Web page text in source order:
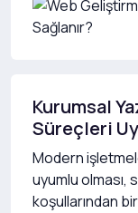
Kurumsal
Süreçleri
Modern
uyumlu olması,
koşullarından